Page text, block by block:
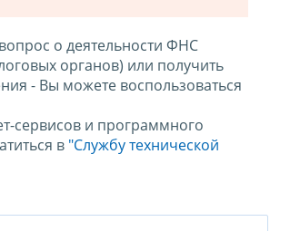
о деятельности ФНС
органов) или получить
- Вы можете воспользоваться
сервисов и программного
в "Службу технической